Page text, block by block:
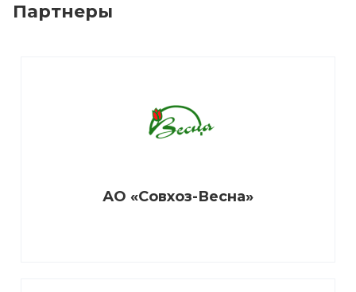
Партнеры
АО «Совхоз-Весна»